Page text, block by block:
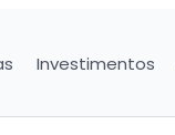
Investimentos